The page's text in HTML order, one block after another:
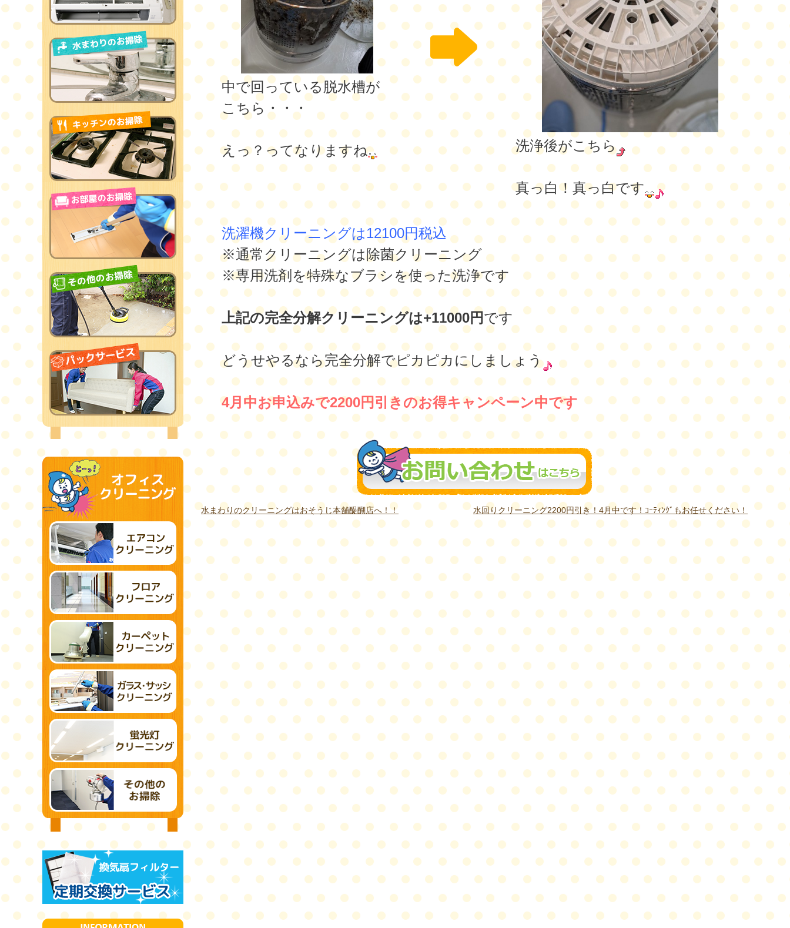
中で回っている脱水槽が
こちら・・・
えっ？ってなりますね 洗浄後がこちら
真っ白！真っ白です
洗濯機クリーニングは12100円税込
※通常クリーニングは除菌クリーニング
※専用洗剤を特殊なブラシを使った洗浄です
上記の完全分解クリーニングは+11000円です
どうせやるなら完全分解でピカピカにしましょう
4月中お申込みで2200円引きのお得キャンペーン中です
水まわりのクリーニングはおそうじ本舗醍醐店へ！！ 水回りクリーニング2200円引き！4月中です！ｺｰﾃｨﾝｸﾞもお任せください！